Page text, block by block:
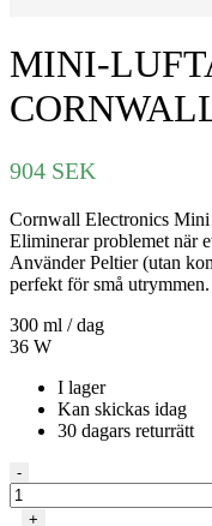
MINI-
904 SEK
Cornwall Electronics
Eliminerar problemet när
Använder Peltier (utan
perfekt för små utrymmen.
300 ml / dag
36 W
I lager
Kan skickas idag
30 dagars returrätt
MINI-
LUFTAVFUKTARE
CORNWALL
-
+